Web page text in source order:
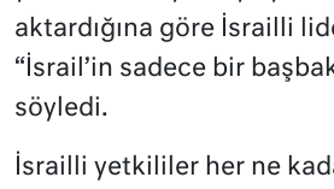
aktardığına göre İsrailli
“İsrail’in sadece bir
söyledi.
İsrailli yetkililer her ne